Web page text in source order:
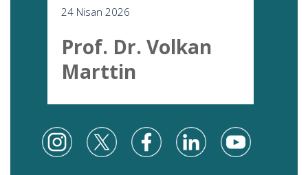
24 Nisan 2026
Prof. Dr. Volkan
Marttin